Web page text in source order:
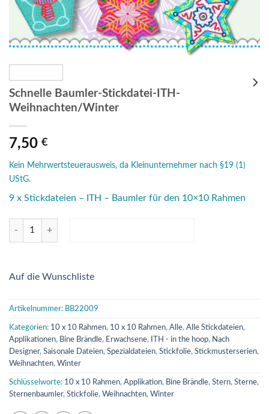
Schnelle Baumler-Stickdatei-ITH-
Weihnachten/Winter
7,50 €
Kein Mehrwertsteuerausweis, da Kleinunternehmer nach §19 (1)
UStG.
9 x Stickdateien – ITH – Baumler für den 10×10 Rahmen
Schnelle Baumler-Stickdatei-ITH-Weihnachten/Winter Menge
Auf die Wunschliste
Artikelnummer: BB22009
Kategorien: 10 x 10 Rahmen, 10 x 10 Rahmen, Alle, Alle Stickdateien,
Applikationen, Bine Brändle, Erwachsene, ITH - in the hoop, Nach
Designer, Saisonale Dateien, Spezialdateien, Stickfolie, Stickmusterserien,
Weihnachten, Winter
Schlüsselworte: 10 x 10 Rahmen, Applikation, Bine Brändle, Stern, Sterne,
Sternenbaumler, Stickfolie, Weihnachten, Winter